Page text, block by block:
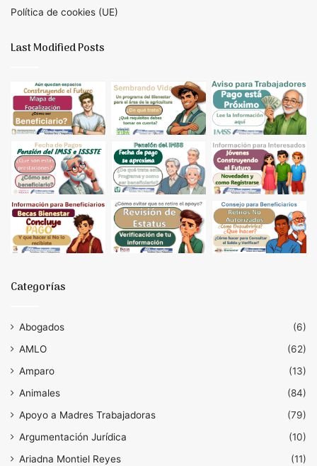
Política de cookies (UE)
Last Modified Posts
Categorías
Abogados
(6)
AMLO
(62)
Amparo
(13)
Animales
(84)
Apoyo a Madres Trabajadoras
(79)
Argumentación Jurídica
(10)
Ariadna Montiel Reyes
(11)